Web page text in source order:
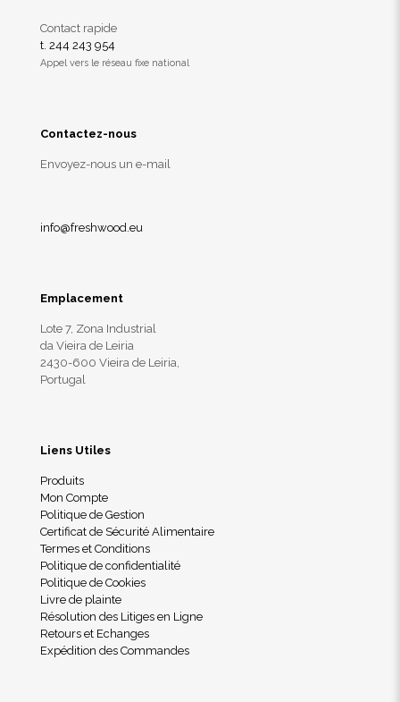
Contact rapide
t. 244 243 954
Appel vers le réseau fixe national
Contactez-nous
Envoyez-nous un e-mail
info@freshwood.eu
Emplacement
Lote 7, Zona Industrial
da Vieira de Leiria
2430-600 Vieira de Leiria,
Portugal
Liens Utiles
Produits
Mon Compte
Politique de Gestion
Certificat de Sécurité Alimentaire
Termes et Conditions
Politique de confidentialité
Politique de Cookies
Livre de plainte
Résolution des Litiges en Ligne
Retours et Echanges
Expédition des Commandes